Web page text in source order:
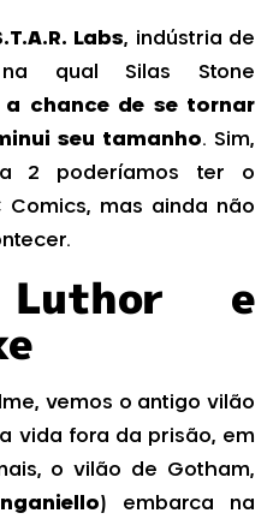
Labs, indústria de
qual Silas Stone
a chance de se tornar
seu tamanho. Sim,
2 poderíamos ter o
Comics, mas ainda não
e
vemos o antigo vilão
vida fora da prisão, em
o vilão de Gotham,
) embarca na